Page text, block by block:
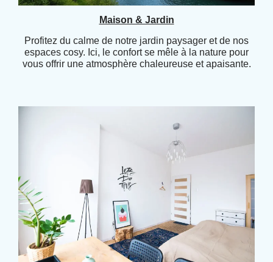
Maison & Jardin
Profitez du calme de notre jardin paysager et de nos
espaces cosy. Ici, le confort se mêle à la nature pour
vous offrir une atmosphère chaleureuse et apaisante.